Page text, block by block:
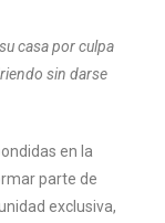
casa por culpa
sin darse
en la
parte de
exclusiva,